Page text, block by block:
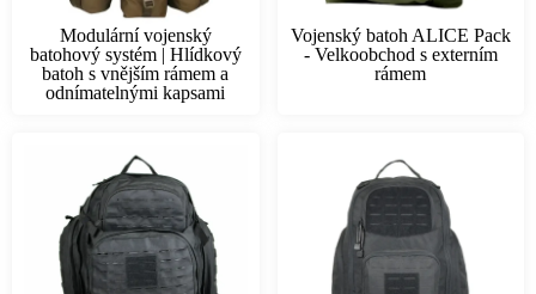
Modulární vojenský
batohový systém | Hlídkový
batoh s vnějším rámem a
odnímatelnými kapsami
Vojenský batoh ALICE Pack
- Velkoobchod s externím
rámem